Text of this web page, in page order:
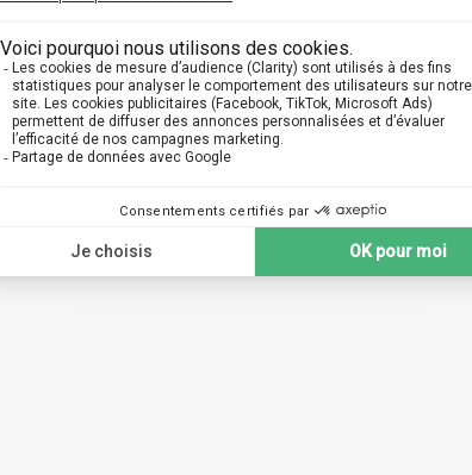
guider en Économie à
des cours personnalisés
les niveaux : collège,
prépa, université.
vous permettre de
entièrement sur
en Économie. Au
près de chez vous